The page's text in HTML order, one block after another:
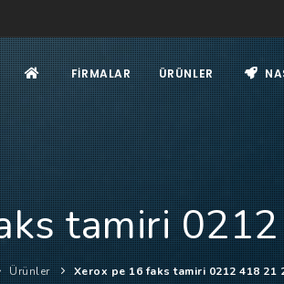
FIRMALAR ÜRÜNLER
tamiri
Ürünler Xerox pe 16 faks tamiri 0212 418 21